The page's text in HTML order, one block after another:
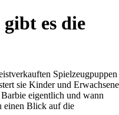
es die
Spielzeugpuppen
sie Kinder und Erwachsene
eigentlich und wann
einen Blick auf die